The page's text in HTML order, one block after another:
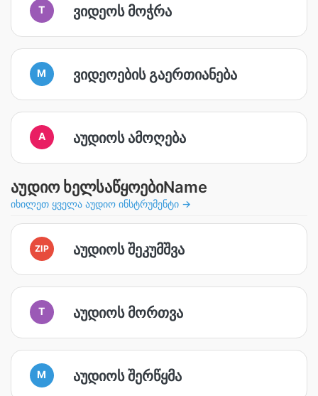
T ვიდეოს მოჭრა
M ვიდეოების გაერთიანება
A აუდიოს ამოღება
აუდიო ხელსაწყოებიName
იხილეთ ყველა აუდიო ინსტრუმენტი →
ZIP აუდიოს შეკუმშვა
T აუდიოს მორთვა
M აუდიოს შერწყმა